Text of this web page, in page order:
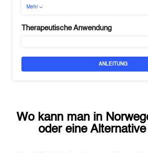
Mehr
Therapeutische Anwendung
ANLEITUNG
Wo kann man in
oder eine